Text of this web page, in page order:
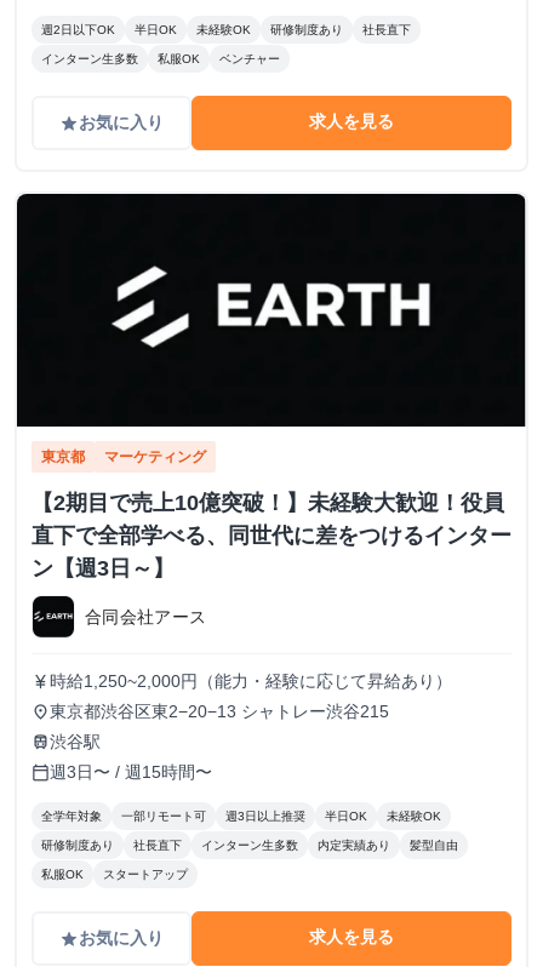
週2日以下OK 半日OK 未経験OK 研修制度あり 社長直下
インターン生多数 私服OK ベンチャー
gradeお気に入り 求人を見る
東京都 マーケティング
【2期目で売上10億突破！】未経験大歓迎！役員
直下で全部学べる、同世代に差をつけるインター
ン【週3日～】
合同会社アース
currency_yen 時給1,250~2,000円（能力・経験に応じて昇給あり）
place東京都渋谷区東2−20−13 シャトレー渋谷215
train渋谷駅
calendar_today週3日〜 / 週15時間〜
全学年対象 一部リモート可 週3日以上推奨 半日OK 未経験OK
研修制度あり 社長直下 インターン生多数 内定実績あり 髪型自由
私服OK スタートアップ
gradeお気に入り 求人を見る